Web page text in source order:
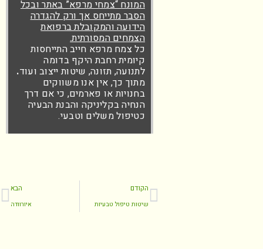
המונח “צמחי מרפא” באתר ובכל
הסבר מתייחס אך ורק להגדרה
הידועה והמקובלת ברפואת
הצמחים המסורתית.
כל צמח מרפא חייב התייחסות
קיומית רחבת היקף בדומה
לתנועה, תזונה, שיטות ייצוב ועוד.
מתוך כך, אין אנו משווקים
בחנויות או פארמים, כי אם דרך
הנחיה בקליניקה והבנת הבעיה
כטיפול משלים וטבעי.
הקודם
שיטות טיפול טבעיות
הבא
איורוודה